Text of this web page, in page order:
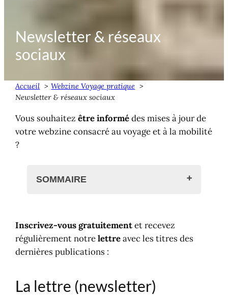
Newsletter & réseaux
sociaux
Accueil
Webzine Voyage pratique
Newsletter & réseaux sociaux
Vous souhaitezêtre informédes mises à jour de
votre webzine consacré au voyage et à la mobilité
?
SOMMAIRE
Réseaux sociaux
Recherchez ?
Inscrivez-vous gratuitementet recevez
régulièrement notrelettreavec les titres des
dernières publications :
La lettre (newsletter)